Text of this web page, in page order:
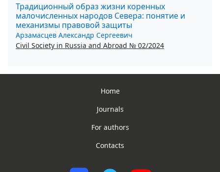
Традиционный образ жизни коренных
малочисленных народов Севера: понятие и
механизмы правовой защиты
Арзамасцев Александр Сергеевич
Civil Society in Russia and Abroad № 02/2024
Home
Journals
For authors
Contacts